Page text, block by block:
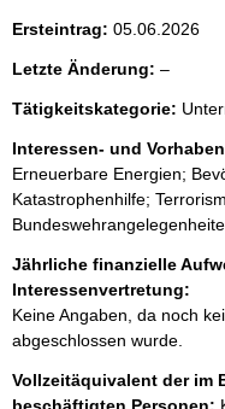
Ersteintrag: 05.06.2026
Letzte Änderung: –l
e
r
Tätigkeitskategorie:
Interessen- und
Erneuerbare Energien;
Katastrophenhilfe;
Jährliche finanzielle
Interessenvertretung:
Keine Angaben, da noch
abgeschlossen wurde.
Vollzeitäquivalent der im
beschäftigten Personen: